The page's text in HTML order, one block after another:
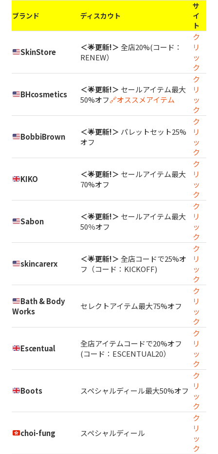
ブランド ディスカウト
サ
イ
ト
SkinStore ＜🌟更新!＞全店20%(コード：
RENEW）
ク
リ
ッ
ク
BHcosmetics ＜🌟更新!＞ セールアイテム最大
50%オフ🔗オススメアイテム
ク
リ
ッ
ク
BobbiBrown ＜🌟更新!＞ パレットセット25%
オフ
ク
リ
ッ
ク
KIKO ＜🌟更新!＞ セールアイテム最大
70%オフ
ク
リ
ッ
ク
Sabon ＜🌟更新!＞ セールアイテム最大
50％オフ
ク
リ
ッ
ク
skincarerx ＜🌟更新!＞全店コードで25%オ
フ（コード：KICKOFF)
ク
リ
ッ
ク
Bath & Body
Works
セレクトアイテム最大75%オフ
ク
リ
ッ
ク
Escentual
全店アイテムコードで20%オフ
(コード：ESCENTUAL20）
ク
リ
ッ
ク
Boots スペシャルディール最大50%オフ
ク
リ
ッ
ク
choi-fung スペシャルディール
ク
リ
ッ
ク